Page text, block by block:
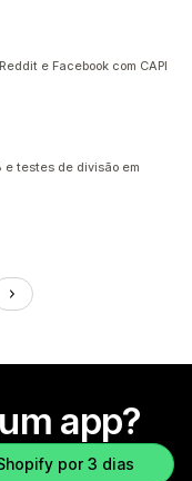
e Facebook com CAPI
e testes de divisão em
app?
por 3 dias